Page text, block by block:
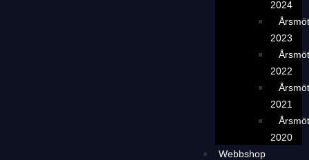
2024
2023
2022
2021
2020
Webbshop